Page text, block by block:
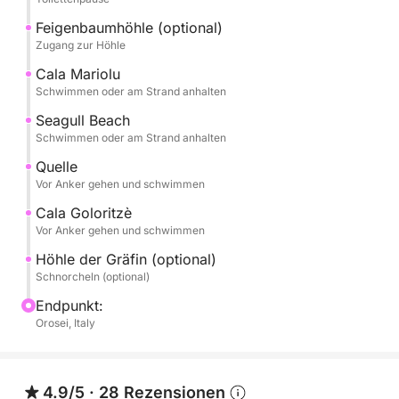
Cala Goloritzé, das unbestrittene Juwel des Golfs,
wurde 2025 zum besten Strand der Welt gewählt.
Cala Biriala, eine idyllische und malerische Bucht.
Cala delle Sorgenti mit ihrem türkisfarbenen Wasser
und dem romantischen Strand aus kugelförmigen
Marmorkieseln.
Santoru.
Grotta del Fico (zu Fuß erreichbar, optional).
Grotta della Contessa (schwimmend erreichbar).
Feigenbaumhöhle (optional)
Zugang zur Höhle
Cala Mariolu
Schwimmen oder am Strand anhalten
Seagull Beach
Schwimmen oder am Strand anhalten
Quelle
Vor Anker gehen und schwimmen
Cala Goloritzè
Vor Anker gehen und schwimmen
Höhle der Gräfin (optional)
Schnorcheln (optional)
Endpunkt:
Orosei, Italy
4.9/5 · 28 Rezensionen